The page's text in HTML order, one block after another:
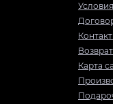
Карта